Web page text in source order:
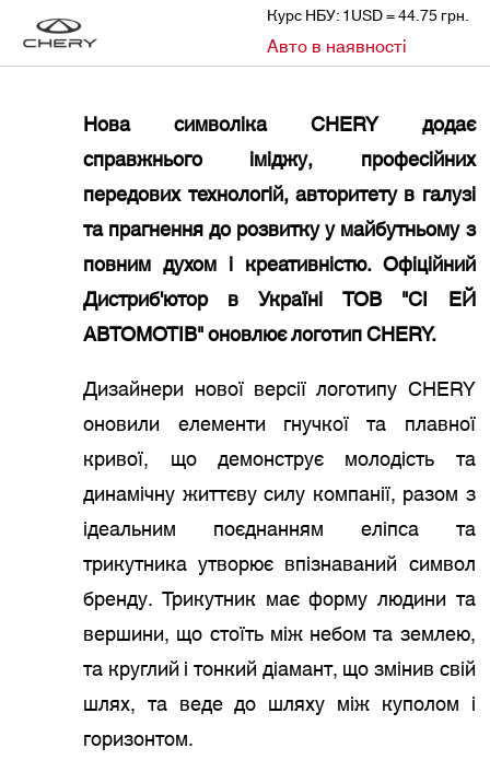
Курс НБУ: 1USD = 44.75 грн.
Авто в наявності
CHERY
Нова символіка CHERY додає
справжнього іміджу, професійних
передових технологій, авторитету в галузі
та прагнення до розвитку у майбутньому з
повним духом і креативністю. Офіційний
Дистриб'ютор в Україні ТОВ "СІ ЕЙ
АВТОМОТІВ" оновлює логотип CHERY.
Дизайнери нової версії логотипу CHERY
оновили елементи гнучкої та плавної
кривої, що демонструє молодість та
динамічну життєву силу компанії, разом з
ідеальним поєднанням еліпса та
трикутника утворює впізнаваний символ
бренду. Трикутник має форму людини та
вершини, що стоїть між небом та землею,
та круглий і тонкий діамант, що змінив свій
шлях, та веде до шляху між куполом і
горизонтом.